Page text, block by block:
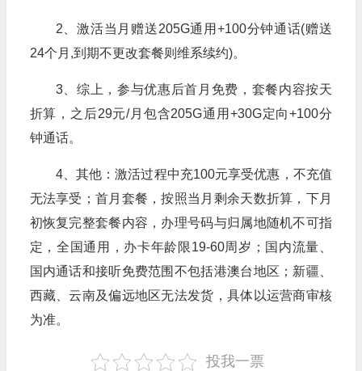
2、激活当月赠送205G通用+100分钟通话(赠送
24个月,到期不更改套餐则维系续约)。
3、综上，参与优惠后首月免费，套餐内容按天
折算，之后29元/月包含205G通用+30G定向+100分
钟通话。
4、其他：激活过程中充100元享受优惠，不充值
无法享受；首月套餐，按照当月剩余天数折算，下月
初恢复完整套餐内容，办理号码与归属地随机不可指
定，全国通用，办卡年龄限19-60周岁；国内流量、
国内通话和接听免费范围不包括港澳台地区；新疆、
西藏、云南及偏远地区无法发货，具体以运营商审核
为准。
投我一票